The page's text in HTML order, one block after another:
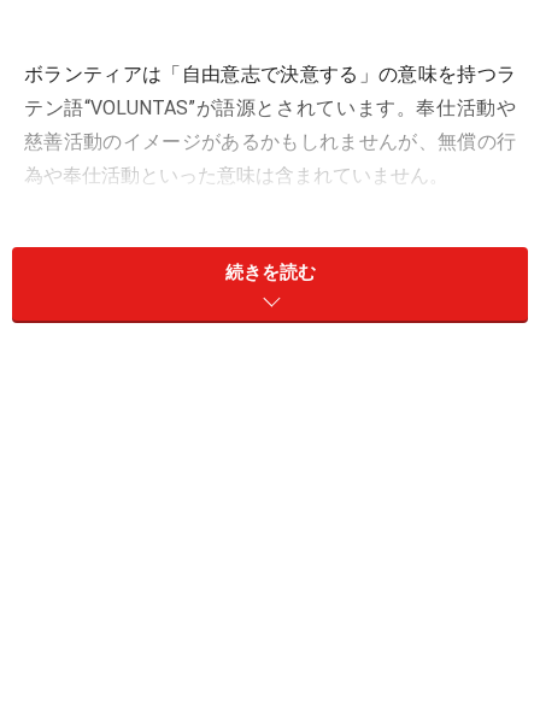
ボランティアは「自由意志で決意する」の意味を持つラ
テン語“VOLUNTAS”が語源とされています。奉仕活動や
慈善活動のイメージがあるかもしれませんが、無償の行
為や奉仕活動といった意味は含まれていません。
明確な定義もありませんが「自ら行動する自主性・主体
性」、「共に生き、共に支える社会性・連帯性」、「見
返りを求めない無償性・無給性」、「自由な発想やアイ
続きを読む